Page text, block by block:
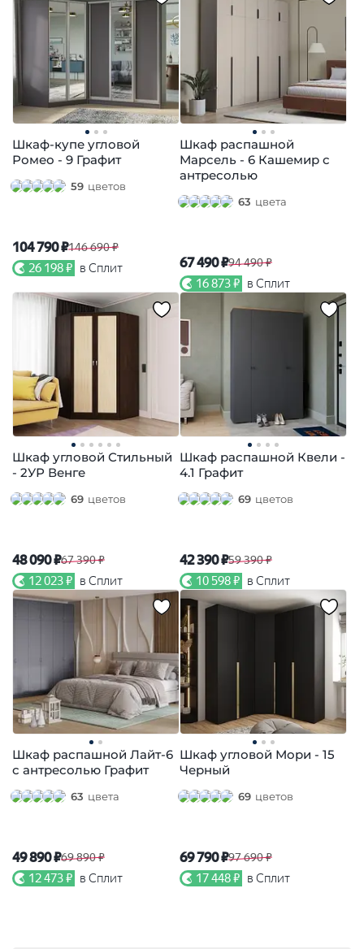
Шкаф-купе угловой
Ромео - 9 Графит
59 цветов
104 790 ₽146 690 ₽
26 198 ₽ в Сплит
Шкаф распашной
Марсель - 6 Кашемир с
антресолью
63 цвета
67 490 ₽94 490 ₽
16 873 ₽ в Сплит
Шкаф угловой Стильный
- 2УР Венге
69 цветов
48 090 ₽67 390 ₽
12 023 ₽ в Сплит
Шкаф распашной Квели -
4.1 Графит
69 цветов
42 390 ₽59 390 ₽
10 598 ₽ в Сплит
Шкаф распашной Лайт-6
с антресолью Графит
63 цвета
49 890 ₽69 890 ₽
12 473 ₽ в Сплит
Шкаф угловой Мори - 15
Черный
69 цветов
69 790 ₽97 690 ₽
17 448 ₽ в Сплит